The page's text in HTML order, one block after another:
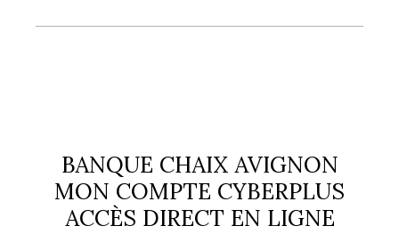
BANQUE CHAIX AVIGNON
MON COMPTE CYBERPLUS
ACCÈS DIRECT EN LIGNE